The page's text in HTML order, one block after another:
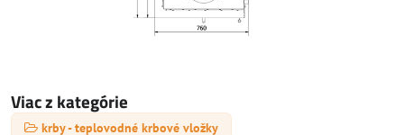
Viac z kategórie
krby - teplovodné krbové vložky